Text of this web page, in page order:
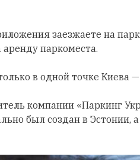
заезжаете на
паркоместа.
в одной точке Киева
компании «Паркинг
был создан в Эстонии,